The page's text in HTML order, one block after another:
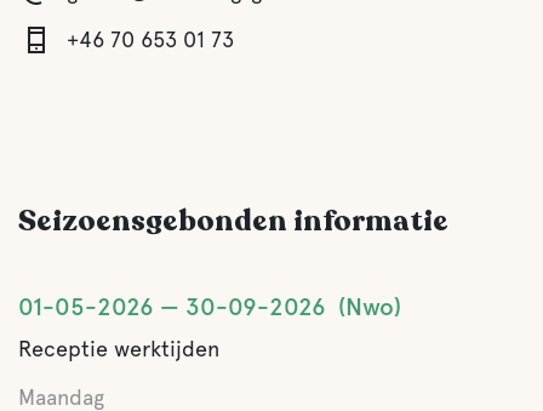
+46 70 653 01 73
Seizoensgebonden informatie
01-05-2026 30-09-2026 Nwo
Receptie werktijden
Maandag